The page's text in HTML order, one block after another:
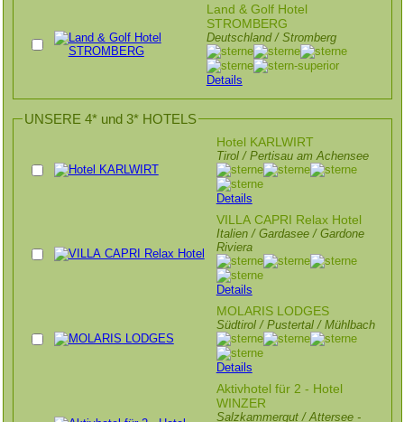
Land & Golf Hotel
STROMBERG
Deutschland / Stromberg
Details
UNSERE 4* und 3* HOTELS
Hotel KARLWIRT
Tirol / Pertisau am Achensee
Details
VILLA CAPRI Relax Hotel
Italien / Gardasee / Gardone
Riviera
Details
MOLARIS LODGES
Südtirol / Pustertal / Mühlbach
Details
Aktivhotel für 2 - Hotel
WINZER
Salzkammergut / Attersee -